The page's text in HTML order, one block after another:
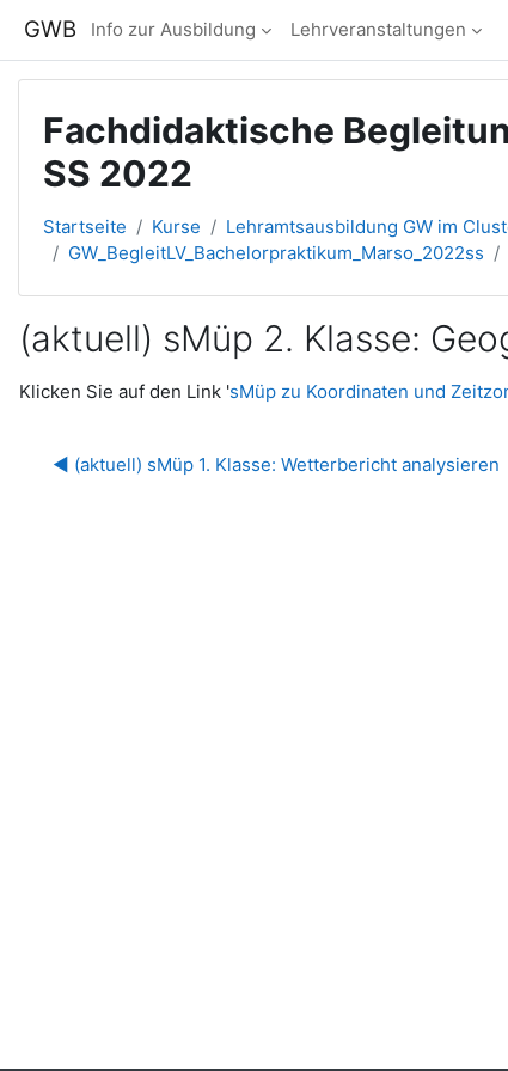
GWB Info zur Ausbildung Lehrveranstaltungen
Fachdidaktische
SS 2022
Startseite Kurse Lehramtsausbildung GW im
GW_BegleitLV_Bachelorpraktikum_Marso_2022ss
(aktuell) sMüp 2. Klasse:
Abschlussbedingungen
Klicken Sie auf den Link 'sMüp zu Koordinaten und
◀︎ (aktuell) sMüp 1. Klasse: Wetterbericht analysieren